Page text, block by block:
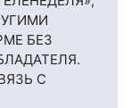
БЕЗ
С